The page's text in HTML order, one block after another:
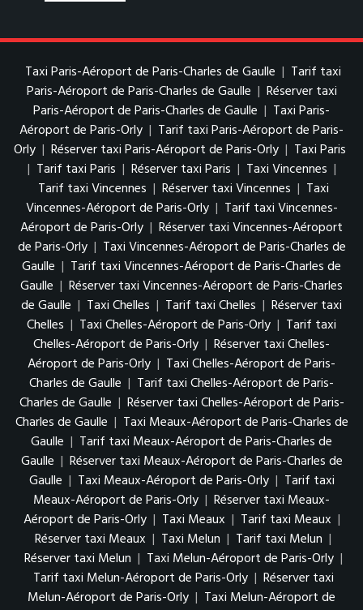
Taxi Paris-Aéroport de Paris-Charles de Gaulle | Tarif taxi
Paris-Aéroport de Paris-Charles de Gaulle | Réserver taxi
Paris-Aéroport de Paris-Charles de Gaulle | Taxi Paris-
Aéroport de Paris-Orly | Tarif taxi Paris-Aéroport de Paris-
Orly | Réserver taxi Paris-Aéroport de Paris-Orly | Taxi Paris
| Tarif taxi Paris | Réserver taxi Paris | Taxi Vincennes |
Tarif taxi Vincennes | Réserver taxi Vincennes | Taxi
Vincennes-Aéroport de Paris-Orly | Tarif taxi Vincennes-
Aéroport de Paris-Orly | Réserver taxi Vincennes-Aéroport
de Paris-Orly | Taxi Vincennes-Aéroport de Paris-Charles de
Gaulle | Tarif taxi Vincennes-Aéroport de Paris-Charles de
Gaulle | Réserver taxi Vincennes-Aéroport de Paris-Charles
de Gaulle | Taxi Chelles | Tarif taxi Chelles | Réserver taxi
Chelles | Taxi Chelles-Aéroport de Paris-Orly | Tarif taxi
Chelles-Aéroport de Paris-Orly | Réserver taxi Chelles-
Aéroport de Paris-Orly | Taxi Chelles-Aéroport de Paris-
Charles de Gaulle | Tarif taxi Chelles-Aéroport de Paris-
Charles de Gaulle | Réserver taxi Chelles-Aéroport de Paris-
Charles de Gaulle | Taxi Meaux-Aéroport de Paris-Charles de
Gaulle | Tarif taxi Meaux-Aéroport de Paris-Charles de
Gaulle | Réserver taxi Meaux-Aéroport de Paris-Charles de
Gaulle | Taxi Meaux-Aéroport de Paris-Orly | Tarif taxi
Meaux-Aéroport de Paris-Orly | Réserver taxi Meaux-
Aéroport de Paris-Orly | Taxi Meaux | Tarif taxi Meaux |
Réserver taxi Meaux | Taxi Melun | Tarif taxi Melun |
Réserver taxi Melun | Taxi Melun-Aéroport de Paris-Orly |
Tarif taxi Melun-Aéroport de Paris-Orly | Réserver taxi
Melun-Aéroport de Paris-Orly | Taxi Melun-Aéroport de